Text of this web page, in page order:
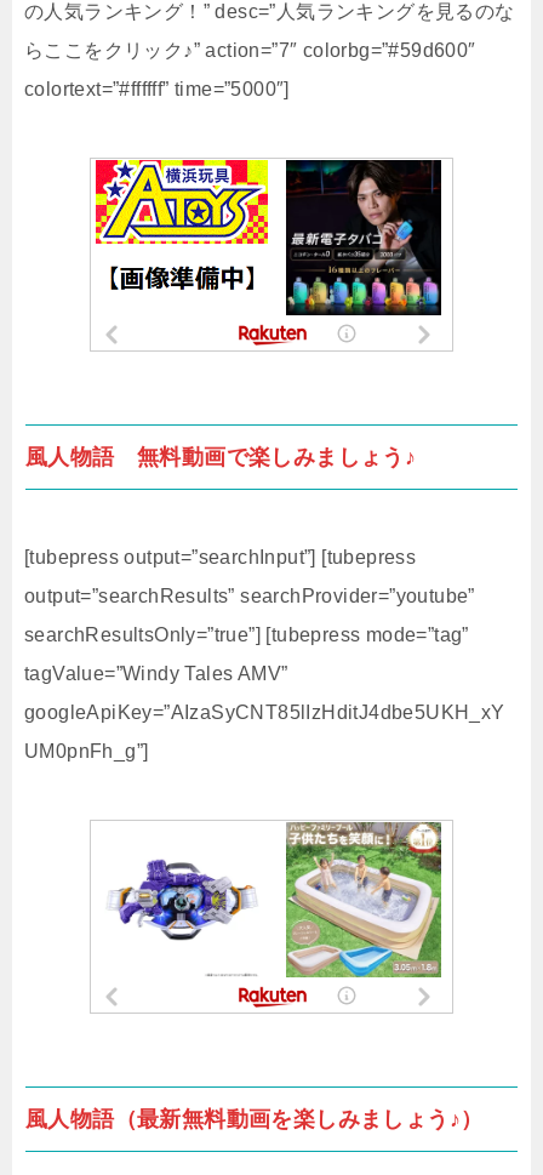
の人気ランキング！” desc=”人気ランキングを見るのな
らここをクリック♪” action=”7″ colorbg=”#59d600″
colortext=”#ffffff” time=”5000″]
風人物語 無料動画で楽しみましょう♪
[tubepress output=”searchInput”] [tubepress
output=”searchResults” searchProvider=”youtube”
searchResultsOnly=”true”] [tubepress mode=”tag”
tagValue=”Windy Tales AMV”
googleApiKey=”AIzaSyCNT85lIzHditJ4dbe5UKH_xY
UM0pnFh_g”]
風人物語（最新無料動画を楽しみましょう♪）